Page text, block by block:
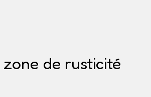
de rusticité